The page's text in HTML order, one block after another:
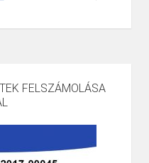
FELSZÁMOLÁSA